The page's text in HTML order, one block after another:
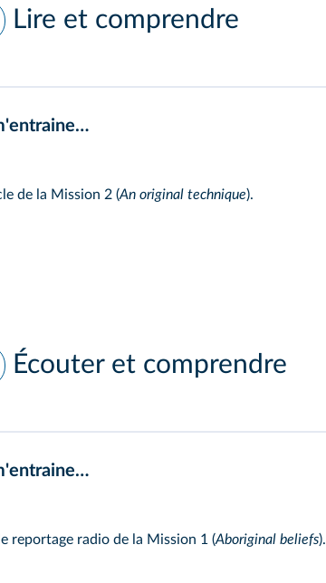
Lire et comprendre
de la Mission 2 (An original technique).
Écouter et comprendre
reportage radio de la Mission 1 (Aboriginal beliefs).